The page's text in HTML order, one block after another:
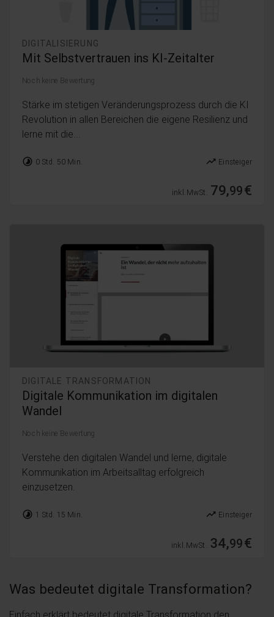
DIGITALISIERUNG
Mit Selbstvertrauen ins KI-Zeitalter
Noch keine Bewertung
Stärke im stetigen Veränderungsprozess durch die KI
Revolution in allen Bereichen die eigene Resilienz und
lerne mit die...
timelapse 0 Std. 50 Min. trending_up Einsteiger
inkl. MwSt. 79,99€
DIGITALE TRANSFORMATION
Digitale Kommunikation im digitalen
Wandel
Noch keine Bewertung
Verstehe den digitalen Wandel und lerne, digitale
Kommunikation im Arbeitsalltag erfolgreich
einzusetzen.
timelapse 1 Std. 15 Min. trending_up Einsteiger
inkl. MwSt. 34,99€
Was bedeutet digitale Transformation?
Einfach erklärt bedeutet digitale Transformation den